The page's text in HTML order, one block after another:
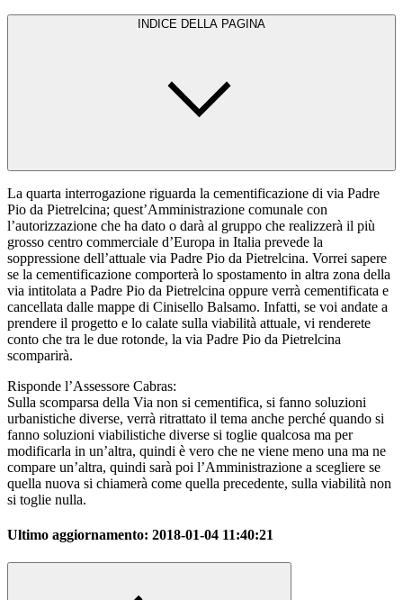
INDICE DELLA PAGINA
La quarta interrogazione riguarda la cementificazione di via Padre
Pio da Pietrelcina; quest’Amministrazione comunale con
l’autorizzazione che ha dato o darà al gruppo che realizzerà il più
grosso centro commerciale d’Europa in Italia prevede la
soppressione dell’attuale via Padre Pio da Pietrelcina. Vorrei sapere
se la cementificazione comporterà lo spostamento in altra zona della
via intitolata a Padre Pio da Pietrelcina oppure verrà cementificata e
cancellata dalle mappe di Cinisello Balsamo. Infatti, se voi andate a
prendere il progetto e lo calate sulla viabilità attuale, vi renderete
conto che tra le due rotonde, la via Padre Pio da Pietrelcina
scomparirà.
Risponde l’Assessore Cabras:
Sulla scomparsa della Via non si cementifica, si fanno soluzioni
urbanistiche diverse, verrà ritrattato il tema anche perché quando si
fanno soluzioni viabilistiche diverse si toglie qualcosa ma per
modificarla in un’altra, quindi è vero che ne viene meno una ma ne
compare un’altra, quindi sarà poi l’Amministrazione a scegliere se
quella nuova si chiamerà come quella precedente, sulla viabilità non
si toglie nulla.
Ultimo aggiornamento: 2018-01-04 11:40:21